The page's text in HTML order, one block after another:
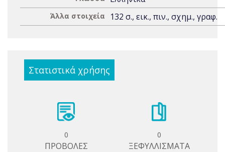
Άλλα στοιχεία 132 σ., εικ., πιν., σχημ., γραφ.
Στατιστικά χρήσης
0
ΠΡΟΒΟΛΕΣ
0
ΞΕΦΥΛΛΙΣΜΑΤΑ